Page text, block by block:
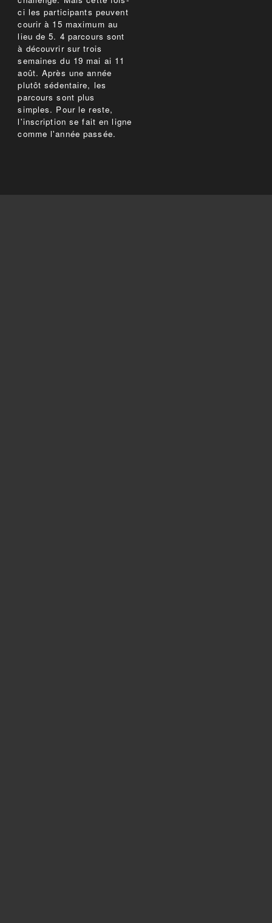
ci les participants peuvent
courir à 15 maximum au
lieu de 5. 4 parcours sont
à découvrir sur trois
semaines du 19 mai ai 11
août. Après une année
plutôt sédentaire, les
parcours sont plus
simples. Pour le reste,
l'inscription se fait en ligne
comme l'année passée.